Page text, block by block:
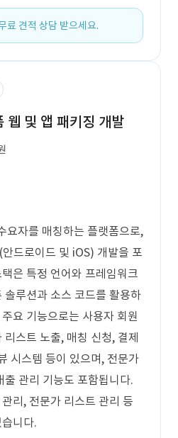
료 견적 상담 받으세요.
웹 및 앱 패키징 개발
요자를 매칭하는 플랫폼으로,
드로이드 및 iOS) 개발을 포
은 특정 언어와 프레임워크
솔루션과 소스 코드를 활용하
요 기능으로는 사용자 회원
스트 노출, 매칭 신청, 결제
시스템 등이 있으며, 전문가
출 관리 기능도 포함됩니다.
리, 전문가 리스트 관리 등
니다.